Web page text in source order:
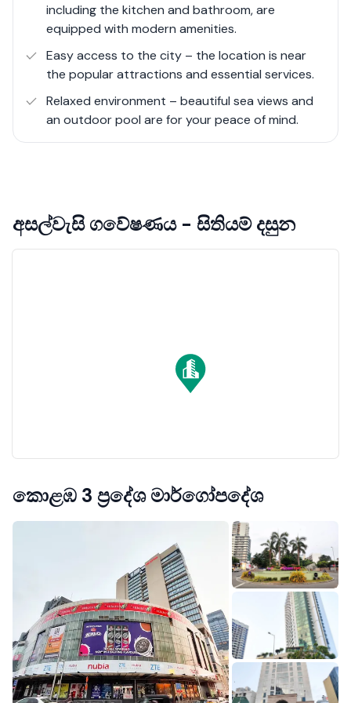
including the kitchen and bathroom, are
equipped with modern amenities.
Easy access to the city – the location is near
the popular attractions and essential services.
Relaxed environment – beautiful sea views and
an outdoor pool are for your peace of mind.
අසල්වැසි ගවේෂණය - සිතියම් දසුන
කොළඹ 3 ප්‍රදේශ මාර්ගෝපදේශ